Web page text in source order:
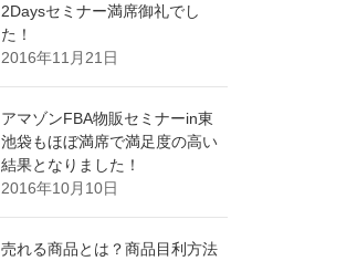
2Daysセミナー満席御礼でし
た！
2016年11月21日
アマゾンFBA物販セミナーin東
池袋もほぼ満席で満足度の高い
結果となりました！
2016年10月10日
売れる商品とは？商品目利方法